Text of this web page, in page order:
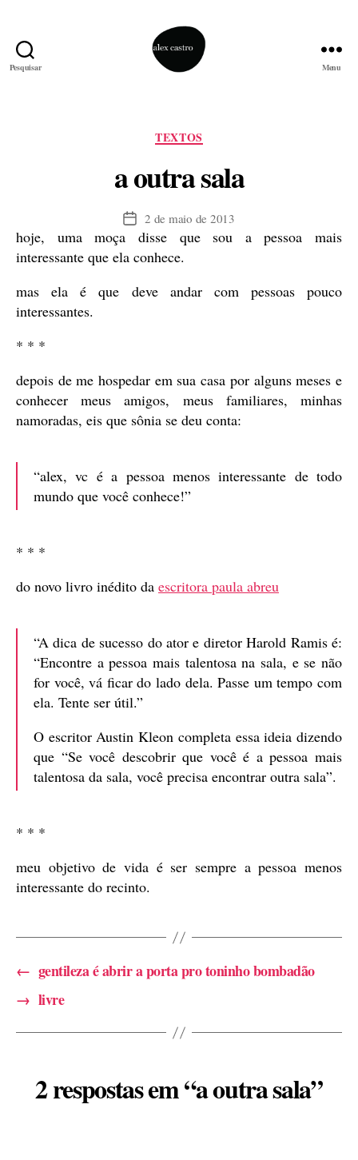
Pesquisar Menu
Categorias
TEXTOS
a outra sala
Data
de
publicação
2 de maio de 2013
hoje, uma moça disse que sou a pessoa mais
interessante que ela conhece.
mas ela é que deve andar com pessoas pouco
interessantes.
* * *
depois de me hospedar em sua casa por alguns meses e
conhecer meus amigos, meus familiares, minhas
namoradas, eis que sônia se deu conta:
“alex, vc é a pessoa menos interessante de todo
mundo que você conhece!”
* * *
do novo livro inédito da escritora paula abreu
“A dica de sucesso do ator e diretor Harold Ramis é:
“Encontre a pessoa mais talentosa na sala, e se não
for você, vá ficar do lado dela. Passe um tempo com
ela. Tente ser útil.”
O escritor Austin Kleon completa essa ideia dizendo
que “Se você descobrir que você é a pessoa mais
talentosa da sala, você precisa encontrar outra sala”.
* * *
meu objetivo de vida é ser sempre a pessoa menos
interessante do recinto.
← gentileza é abrir a porta pro toninho bombadão
→ livre
2 respostas em “a outra sala”